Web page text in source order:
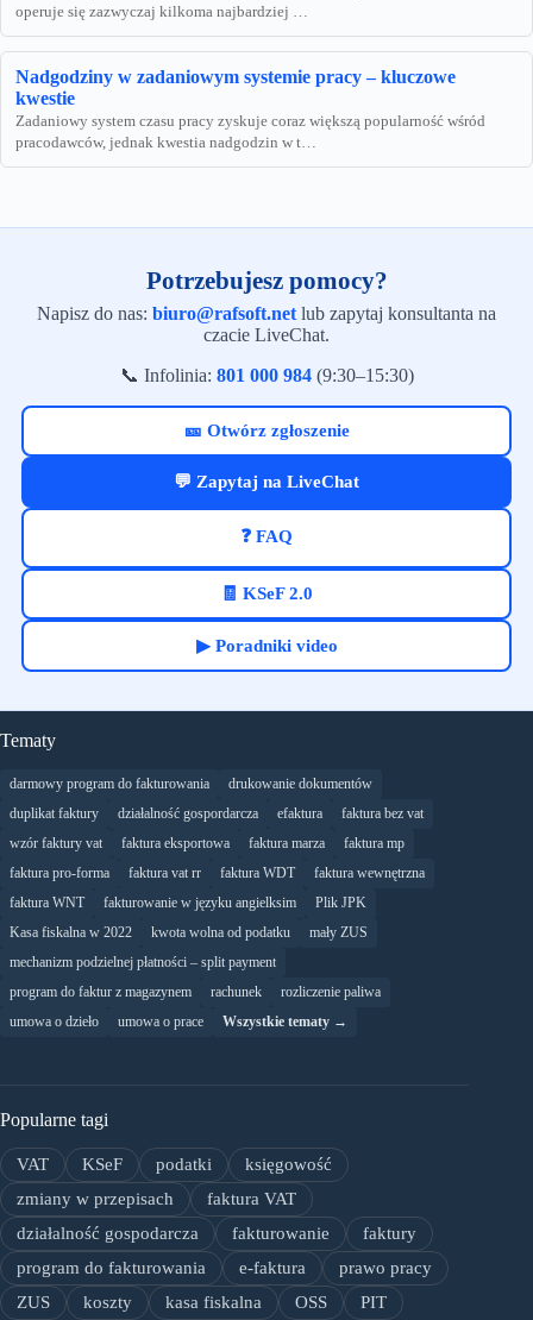
operuje się zazwyczaj kilkoma najbardziej …
Nadgodziny w zadaniowym systemie pracy – kluczowe
kwestie
Zadaniowy system czasu pracy zyskuje coraz większą popularność wśród
pracodawców, jednak kwestia nadgodzin w t…
Potrzebujesz pomocy?
Napisz do nas: biuro@rafsoft.net lub zapytaj konsultanta na
czacie LiveChat.
📞 Infolinia: 801 000 984(9:30–15:30)
🎫 Otwórz zgłoszenie
💬 Zapytaj na LiveChat
❓ FAQ
🧾 KSeF 2.0
▶ Poradniki video
Tematy
darmowy program do fakturowania
drukowanie dokumentów
duplikat faktury
działalność gospordarcza efaktura
faktura bez vat
wzór faktury vat
faktura eksportowa faktura marza
faktura mp
faktura pro-forma
faktura vat rr faktura WDT
faktura wewnętrzna
faktura WNT
fakturowanie w języku angielksim
Plik JPK
Kasa fiskalna w 2022
kwota wolna od podatku
mały ZUS
mechanizm podzielnej płatności – split payment
program do faktur z magazynem
rachunek
rozliczenie paliwa
umowa o dzieło
umowa o prace Wszystkie tematy →
Popularne tagi
VAT KSeF podatki
księgowość
zmiany w przepisach
faktura VAT
działalność gospodarcza
fakturowanie
faktury
program do fakturowania
e-faktura
prawo pracy
ZUS
koszty kasa fiskalna OSS
PIT